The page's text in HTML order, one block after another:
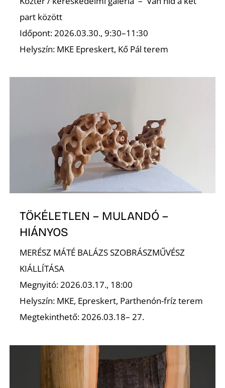
part között
Időpont: 2026.03.30., 9:30–11:30
Helyszín: MKE Epreskert, Kő Pál terem
TÖKÉLETLEN – MULANDÓ –
HIÁNYOS
MERÉSZ MÁTÉ BALÁZS SZOBRÁSZMŰVÉSZ
KIÁLLÍTÁSA
Megnyitó: 2026.03.17., 18:00
Helyszín: MKE, Epreskert, Parthenón-fríz terem
Megtekinthető: 2026.03.18– 27.